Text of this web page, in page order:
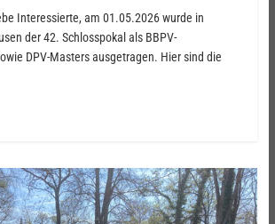
Interessierte, am 01.05.2026 wurde in
der 42. Schlosspokal als BBPV-
DPV-Masters ausgetragen. Hier sind die